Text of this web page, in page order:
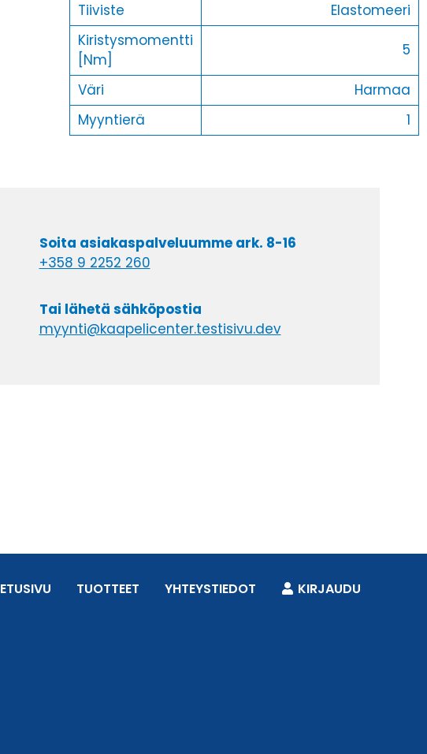
Tiiviste
Elastomeeri
Kiristysmomentti
[Nm]
5
Väri
Harmaa
Myyntierä
1
Soita asiakaspalveluumme ark. 8-16
+358 9 2252 260
Tai lähetä sähköpostia
myynti@kaapelicenter.testisivu.dev
ETUSIVU TUOTTEET YHTEYSTIEDOT KIRJAUDU